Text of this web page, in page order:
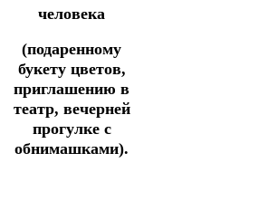
человека
(подаренному
букету цветов,
приглашению в
театр, вечерней
прогулке с
обнимашками).